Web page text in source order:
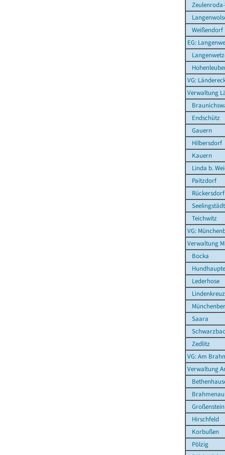
Weißendorf
EG:
VG:
Verwaltung
Endschütz
Gauern
Hilbersdorf
Kauern
Linda b.
Paitzdorf
Rückersdorf
Seelingstädt
Teichwitz
VG:
Verwaltung
Bocka
Lederhose
Lindenkreuz
Saara
Zedlitz
VG: Am
Verwaltung
Brahmenau
Großenstein
Hirschfeld
Korbußen
Pölzig